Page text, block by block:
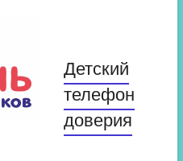
Детский
телефон
доверия